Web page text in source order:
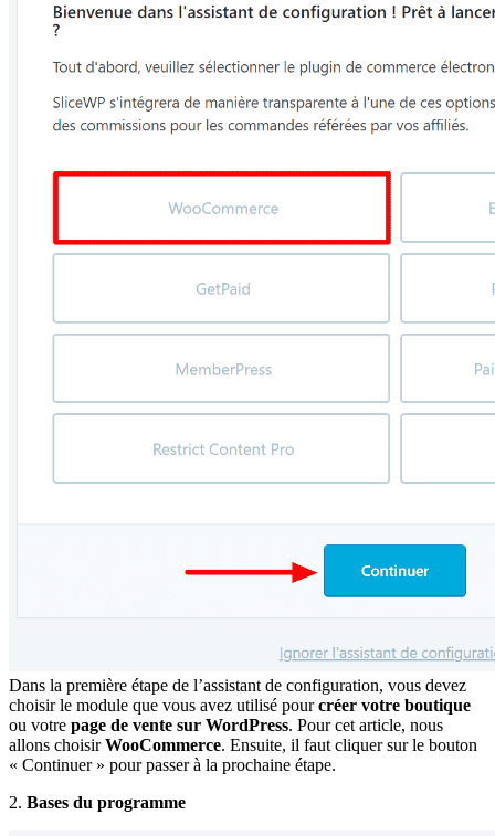
Dans la première étape de l’assistant de configuration, vous devez
choisir le module que vous avez utilisé pourcréer votre boutique
ou votre page de vente sur WordPress. Pour cet article, nous
allons choisirWooCommerce. Ensuite, il faut cliquer sur le bouton
« Continuer » pour passer à la prochaine étape.
2. Bases du programme